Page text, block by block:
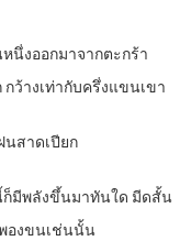
นึ่งออกมาจากตะกร้า
ว้างเท่ากับครึ่งแขนเขา
นสาดเปียก
นี้ก็มีพลังขึ้นมาทันใด มีดสั้น
องขนเช่นนั้น